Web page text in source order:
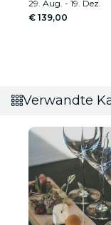
29. Aug. - 19. Dez.
€ 139,00
Verwandte